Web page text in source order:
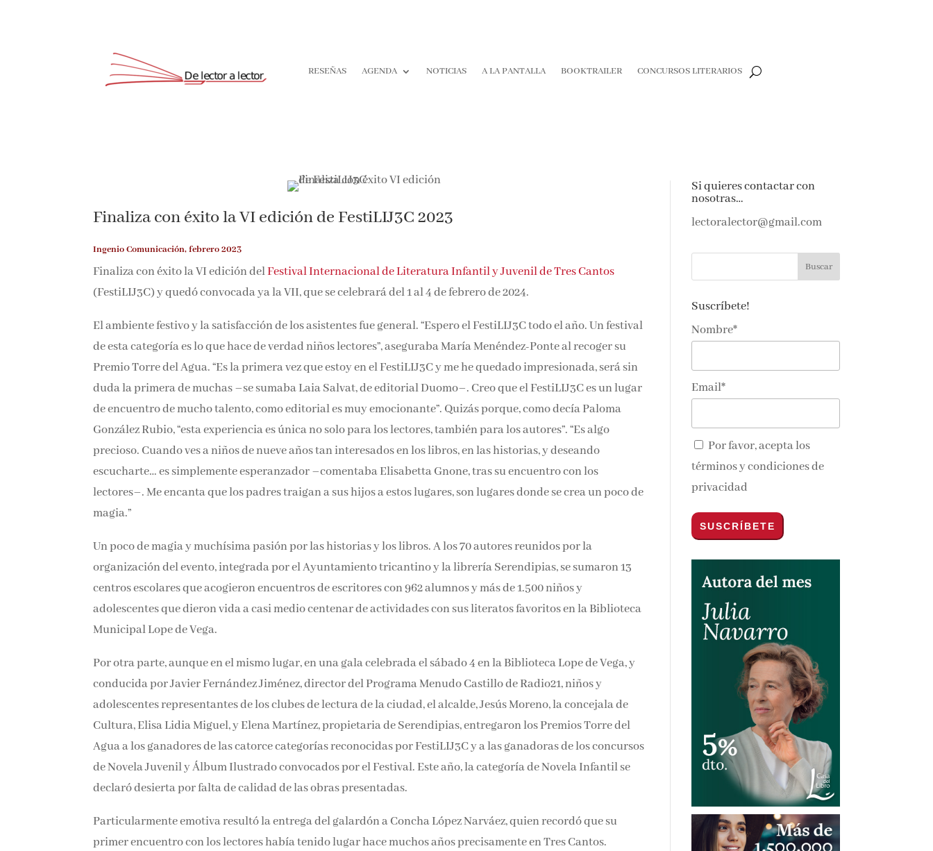
RESEÑAS AGENDA NOTICIAS A LA PANTALLA BOOKTRAILER CONCURSOS LITERARIOS
Finaliza con éxito la VI edición de FestiLIJ3C 2023
Ingenio Comunicación, febrero 2023
Finaliza con éxito la VI edición delFestival Internacional de Literatura Infantil y Juvenil de Tres Cantos
(FestiLIJ3C) y quedó convocada ya la VII, que se celebrará del 1 al 4 de febrero de 2024.
El ambiente festivo y la satisfacción de los asistentes fue general. “Espero el FestiLIJ3C todo el año. Un festival
de esta categoría es lo que hace de verdad niños lectores”, aseguraba María Menéndez-Ponte al recoger su
Premio Torre del Agua. “Es la primera vez que estoy en el FestiLIJ3C y me he quedado impresionada, será sin
duda la primera de muchas –se sumaba Laia Salvat, de editorial Duomo–. Creo que el FestiLIJ3C es un lugar
de encuentro de mucho talento, como editorial es muy emocionante”. Quizás porque, como decía Paloma
González Rubio, “esta experiencia es única no solo para los lectores, también para los autores”. “Es algo
precioso. Cuando ves a niños de nueve años tan interesados en los libros, en las historias, y deseando
escucharte… es simplemente esperanzador –comentaba Elisabetta Gnone, tras su encuentro con los
lectores–. Me encanta que los padres traigan a sus hijos a estos lugares, son lugares donde se crea un poco de
magia.”
Un poco de magia y muchísima pasión por las historias y los libros. A los 70 autores reunidos por la
organización del evento, integrada por el Ayuntamiento tricantino y la librería Serendipias, se sumaron 13
centros escolares que acogieron encuentros de escritores con 962 alumnos y más de 1.500 niños y
adolescentes que dieron vida a casi medio centenar de actividades con sus literatos favoritos en la Biblioteca
Municipal Lope de Vega.
Por otra parte, aunque en el mismo lugar, en una gala celebrada el sábado 4 en la Biblioteca Lope de Vega, y
conducida por Javier Fernández Jiménez, director del Programa Menudo Castillo de Radio21, niños y
adolescentes representantes de los clubes de lectura de la ciudad, el alcalde, Jesús Moreno, la concejala de
Cultura, Elisa Lidia Miguel, y Elena Martínez, propietaria de Serendipias, entregaron los Premios Torre del
Agua a los ganadores de las catorce categorías reconocidas por FestiLIJ3C y a las ganadoras de los concursos
de Novela Juvenil y Álbum Ilustrado convocados por el Festival. Este año, la categoría de Novela Infantil se
declaró desierta por falta de calidad de las obras presentadas.
Particularmente emotiva resultó la entrega del galardón a Concha López Narváez, quien recordó que su
primer encuentro con los lectores había tenido lugar hace muchos años precisamente en Tres Cantos.
Si quieres contactar con
nosotras…
lectoralector@gmail.com
Suscríbete!
Nombre*
Email*
Por favor, acepta los
términos y condiciones de
privacidad